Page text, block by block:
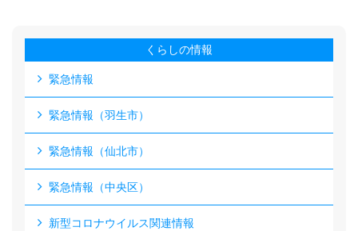
くらしの情報
緊急情報
緊急情報（羽生市）
緊急情報（仙北市）
緊急情報（中央区）
新型コロナウイルス関連情報